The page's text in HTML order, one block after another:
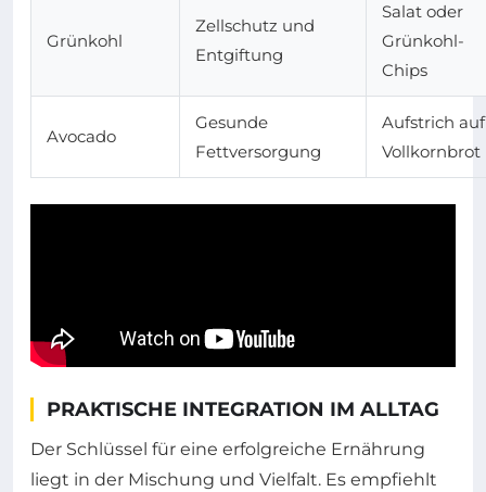
Grünkohl
Zellschutz und
Entgiftung
Salat oder
Grünkohl-
Chips
Avocado
Gesunde
Fettversorgung
Aufstrich auf
Vollkornbrot
PRAKTISCHE INTEGRATION IM ALLTAG
Der Schlüssel für eine erfolgreiche Ernährung
liegt in der Mischung und Vielfalt. Es empfiehlt